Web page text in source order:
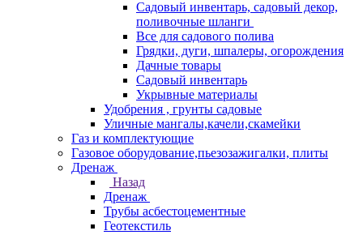
Садовый инвентарь, садовый декор,
поливочные шланги
Все для садового полива
Грядки, дуги, шпалеры, огорождения
Дачные товары
Садовый инвентарь
Укрывные материалы
Удобрения , грунты садовые
Уличные мангалы,качели,скамейки
Газ и комплектующие
Газовое оборудование,пьезозажигалки, плиты
Дренаж
Назад
Дренаж
Трубы асбестоцементные
Геотекстиль